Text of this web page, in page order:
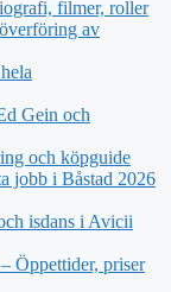
filmer, roller
av
Gein och
och köpguide
jobb i Båstad 2026
isdans i Avicii
Öppettider, priser